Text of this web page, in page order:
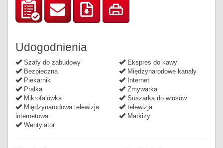
Udogodnienia
Szafy do zabudowy
Ekspres do kawy
Bezpieczna
Międzynarodowe kanały
Piekarnik
Internet
Pralka
Zmywarka
Mikrofalówka
Suszarka do włosów
Międzynarodowa telewizja
internetowa
telewizja
Markizy
Wentylator